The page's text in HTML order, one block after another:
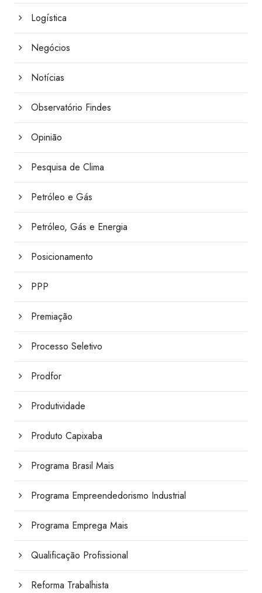
Logística
Negócios
Notícias
Observatório Findes
Opinião
Pesquisa de Clima
Petróleo e Gás
Petróleo, Gás e Energia
Posicionamento
PPP
Premiação
Processo Seletivo
Prodfor
Produtividade
Produto Capixaba
Programa Brasil Mais
Programa Empreendedorismo Industrial
Programa Emprega Mais
Qualificação Profissional
Reforma Trabalhista